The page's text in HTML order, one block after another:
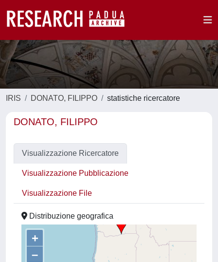
IRIS DONATO, FILIPPO statistiche ricercatore
DONATO, FILIPPO
Visualizzazione Ricercatore
Visualizzazione Pubblicazione
Visualizzazione File
Distribuzione geografica
+
–